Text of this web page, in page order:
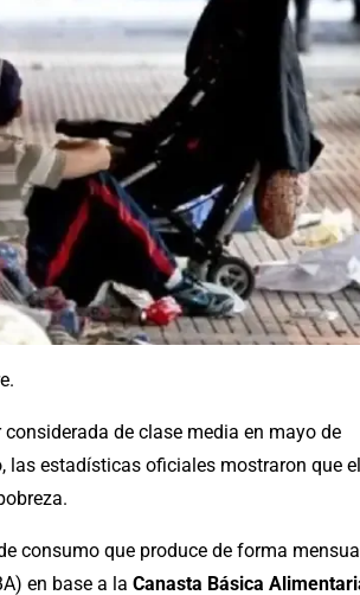
considerada de clase media en mayo de
las estadísticas oficiales mostraron que el
consumo que produce de forma
en base a la Canasta Básica